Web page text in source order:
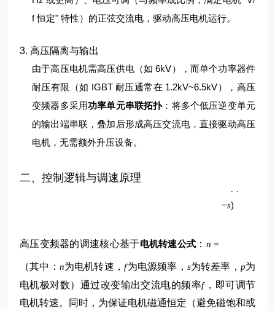
f 恒定" 特性）的正弦交流电，驱动高压电机运行。
3. 高压隔离与输出
由于高压电机需高压供电（如 6kV），而单个功率器件
耐压有限（如 IGBT 耐压通常在 1.2kV~6.5kV），高压
变频器多采用功率单元串联拓扑：将多个低压逆变单元
的输出端串联，叠加后形成高压交流电，直接驱动高压
电机，无需额外升压设备。
二、控制逻辑与调速原理
高压变频器的调速核心基于电机转速公式 ： n =
−s)
（其中： n为电机转速， f为电源频率， s为转差率， p为
电机极对数） 通过改变输出交流电的频率f，即可调节
电机转速。同时，为保证电机磁通恒定（避免磁饱和或